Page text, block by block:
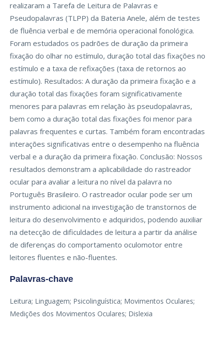
realizaram a Tarefa de Leitura de Palavras e
Pseudopalavras (TLPP) da Bateria Anele, além de testes
de fluência verbal e de memória operacional fonológica.
Foram estudados os padrões de duração da primeira
fixação do olhar no estímulo, duração total das fixações no
estímulo e a taxa de refixações (taxa de retornos ao
estímulo). Resultados: A duração da primeira fixação e a
duração total das fixações foram significativamente
menores para palavras em relação às pseudopalavras,
bem como a duração total das fixações foi menor para
palavras frequentes e curtas. Também foram encontradas
interações significativas entre o desempenho na fluência
verbal e a duração da primeira fixação. Conclusão: Nossos
resultados demonstram a aplicabilidade do rastreador
ocular para avaliar a leitura no nível da palavra no
Português Brasileiro. O rastreador ocular pode ser um
instrumento adicional na investigação de transtornos de
leitura do desenvolvimento e adquiridos, podendo auxiliar
na detecção de dificuldades de leitura a partir da análise
de diferenças do comportamento oculomotor entre
leitores fluentes e não-fluentes.
Palavras-chave
Leitura; Linguagem; Psicolinguística; Movimentos Oculares;
Medições dos Movimentos Oculares; Dislexia